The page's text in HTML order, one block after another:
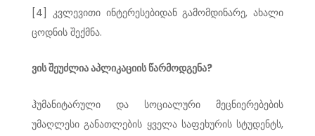
[4] კვლევითი ინტერესებიდან გამომდინარე, ახალი
ცოდნის შექმნა.
ვის შეუძლია აპლიკაციის წარმოდგენა?
ჰუმანიტარული და სოციალური მეცნიერებების
უმაღლესი განათლების ყველა საფეხურის სტუდენტს,